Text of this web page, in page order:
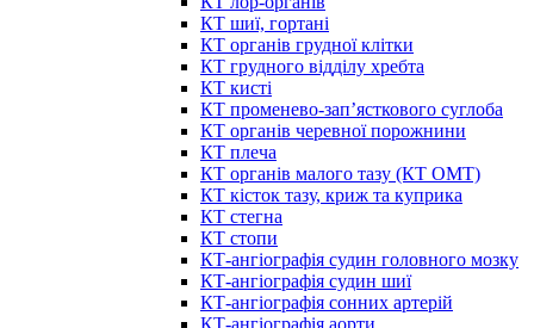
КТ шиї, гортані
КТ органів грудної клітки
КТ грудного відділу хребта
КТ кисті
КТ променево-зап’ясткового суглоба
КТ органів черевної порожнини
КТ плеча
КТ органів малого тазу (КТ ОМТ)
КТ кісток тазу, криж та куприка
КТ стегна
КТ стопи
КТ-ангіографія судин головного мозку
КТ-ангіографія судин шиї
КТ-ангіографія сонних артерій
КТ-ангіографія аорти